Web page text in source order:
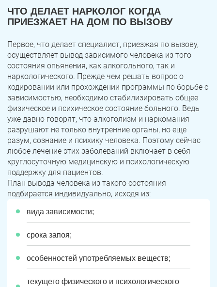
ЧТО ДЕЛАЕТ НАРКОЛОГ КОГДА
ПРИЕЗЖАЕТ НА ДОМ ПО ВЫЗОВУ
Первое, что делает специалист, приезжая по вызову,
осуществляет вывод зависимого человека из того
состояния опьянения, как алкогольного, так и
наркологического. Прежде чем решать вопрос о
кодировании или прохождении программы по борьбе с
зависимостью, необходимо стабилизировать общее
физическое и психическое состояние больного. Ведь
уже давно говорят, что алкоголизм и наркомания
разрушают не только внутренние органы, но еще
разум, сознание и психику человека. Поэтому сейчас
любое лечение этих заболеваний включает в себя
круглосуточную медицинскую и психологическую
поддержку для пациентов.
План вывода человека из такого состояния
подбирается индивидуально, исходя из:
вида зависимости;
срока запоя;
особенностей употребляемых веществ;
текущего физического и психологического